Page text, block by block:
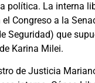
política. La interna
Congreso a la
Seguridad) que
Karina Milei.
de Justicia